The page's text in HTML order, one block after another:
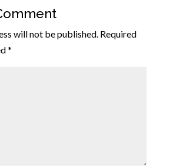
will not be published. Required
*